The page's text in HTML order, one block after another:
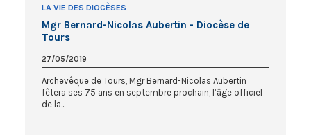
LA VIE DES DIOCÈSES
Mgr Bernard-Nicolas Aubertin - Diocèse de
Tours
27/05/2019
Archevêque de Tours, Mgr Bernard-Nicolas Aubertin
fêtera ses 75 ans en septembre prochain, l’âge officiel
de la...